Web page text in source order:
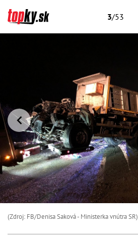
3/53
(Zdroj: FB/Denisa Saková - Ministerka vnútra SR)